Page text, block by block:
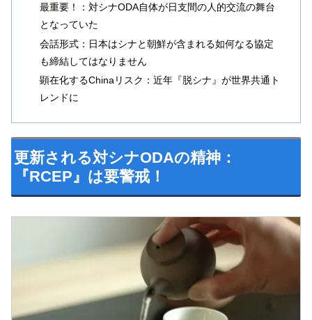
最重要！：対シナODA自体が日支間の人的交流の舞台
となっていた
会話形式：日本はシナと朝鮮が含まれる如何なる協定
も締結してはなりません
顕在化するChinaリスク：近年『脱シナ』が世界共通ト
レンドに
更新される対シナODAの精神：
『RCEP』は要警戒！